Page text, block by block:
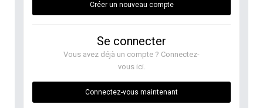
Créer un nouveau compte
Se connecter
Vous avez déjà un compte ? Connectez-
vous ici.
Connectez-vous maintenant